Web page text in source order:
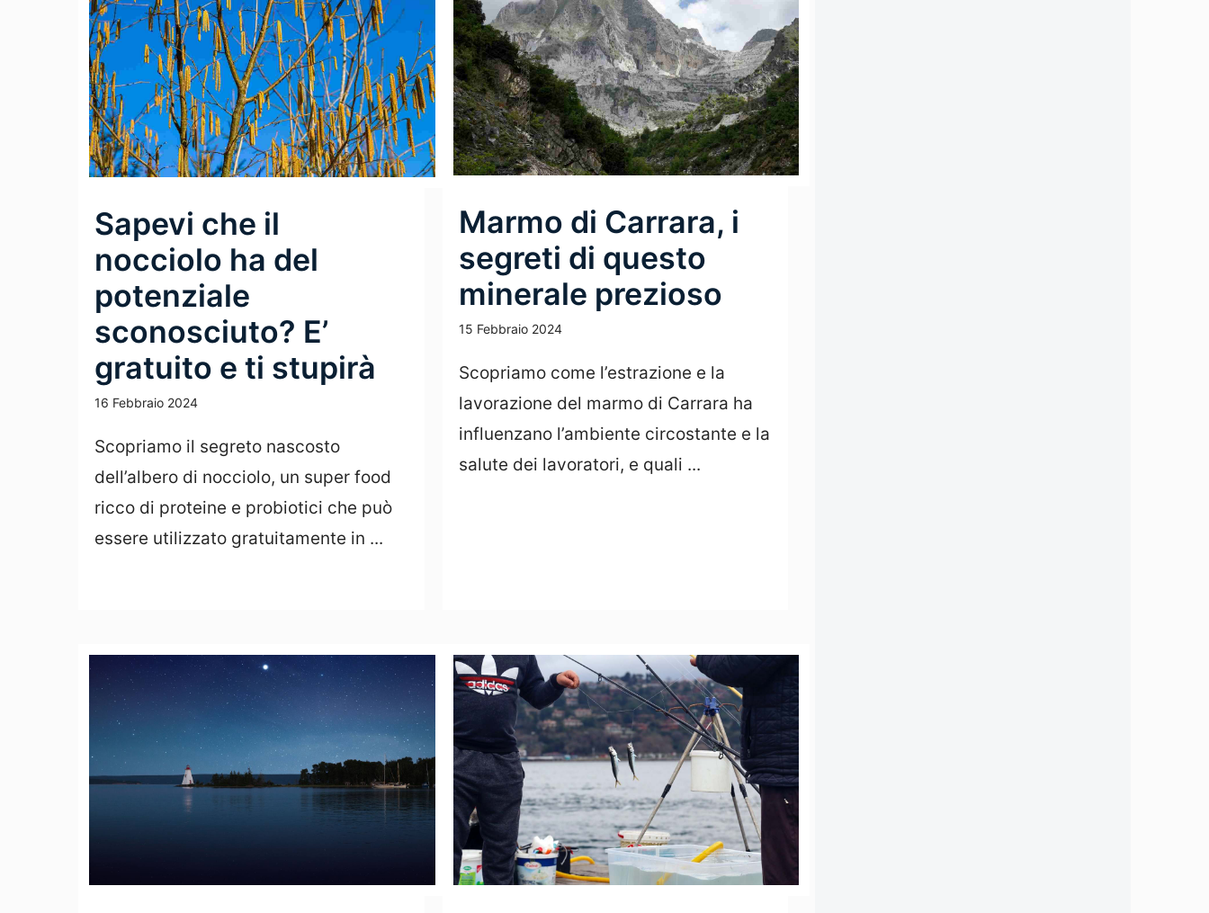
Sapevi che il
nocciolo ha del
potenziale
sconosciuto? E’
gratuito e ti stupirà
16 Febbraio 2024
Scopriamo il segreto nascosto
dell’albero di nocciolo, un super food
ricco di proteine e probiotici che può
essere utilizzato gratuitamente in ...
Marmo di Carrara, i
segreti di questo
minerale prezioso
15 Febbraio 2024
Scopriamo come l’estrazione e la
lavorazione del marmo di Carrara ha
influenzano l’ambiente circostante e la
salute dei lavoratori, e quali ...